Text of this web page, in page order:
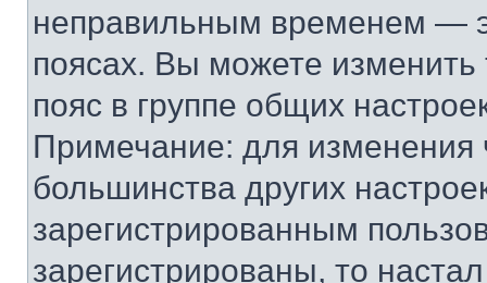
неправильным временем —
поясах. Вы можете изменить
пояс в группе общих
Примечание: для изменения
большинства других
зарегистрированным
зарегистрированы, то